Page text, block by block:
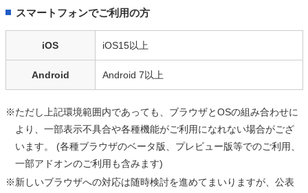
スマートフォンでご利用の方
iOS iOS15以上
Android Android 7以上
※ただし上記環境範囲内であっても、ブラウザとOSの組み合わせに
より、一部表示不具合や各種機能がご利用になれない場合がござ
います。 (各種ブラウザのベータ版、プレビュー版等でのご利用、
一部アドオンのご利用も含みます)
※新しいブラウザへの対応は随時検討を進めてまいりますが、公表